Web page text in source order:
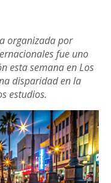
organizada por
fue uno
esta semana en Los
disparidad en la
estudios.